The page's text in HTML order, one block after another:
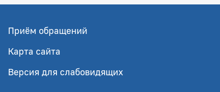
Приём обращений
Карта сайта
Версия для слабовидящих